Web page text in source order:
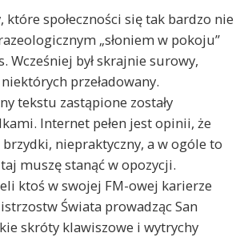
które społeczności się tak bardzo nie
„słoniem w pokoju”
Wcześniej był skrajnie surowy,
przeładowany.
tekstu zastąpione zostały
Internet pełen jest opinii, że
niepraktyczny, a w ogóle to
muszę stanąć w opozycji.
ktoś w swojej FM-owej karierze
Świata prowadząc San
skróty klawiszowe i wytrychy